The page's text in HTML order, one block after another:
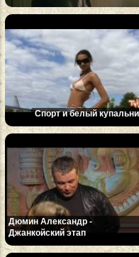
Спорт и белый
Дюмин Александр -
Джанкойский этап